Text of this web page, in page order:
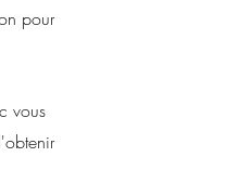
pour
vous